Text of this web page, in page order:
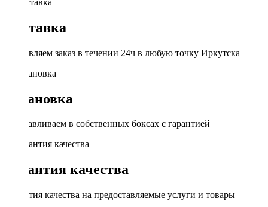
Доставка
Доставляем заказ в течении 24ч в любую точку Иркутска
Установка
Устанавливаем в собственных боксах с гарантией
Гарантия качества
Гарантия качества на предоставляемые услуги и товары